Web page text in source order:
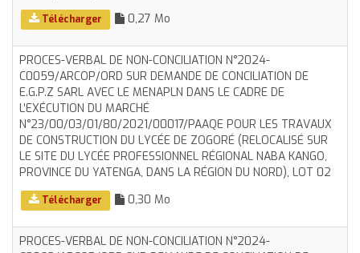
Télécharger 0,27 Mo
PROCES-VERBAL DE NON-CONCILIATION N°2024-
C0059/ARCOP/ORD SUR DEMANDE DE CONCILIATION DE
E.G.P.Z SARL AVEC LE MENAPLN DANS LE CADRE DE
L’EXÉCUTION DU MARCHÉ
N°23/00/03/01/80/2021/00017/PAAQE POUR LES TRAVAUX
DE CONSTRUCTION DU LYCÉE DE ZOGORÉ (RELOCALISÉ SUR
LE SITE DU LYCÉE PROFESSIONNEL RÉGIONAL NABA KANGO,
PROVINCE DU YATENGA, DANS LA RÉGION DU NORD), LOT 02
Télécharger 0,30 Mo
PROCES-VERBAL DE NON-CONCILIATION N°2024-